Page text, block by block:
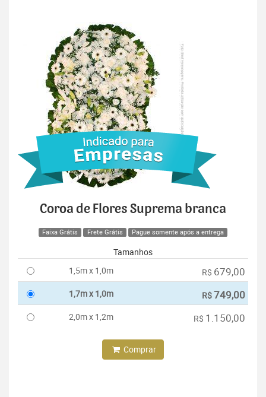
Coroa de Flores Suprema branca
Faixa Grátis Frete Grátis Pague somente após a entrega
Tamanhos
1,5m x 1,0m
R$ 679,00
1,7m x 1,0m R$749,00
2,0m x 1,2m R$ 1.150,00
Comprar